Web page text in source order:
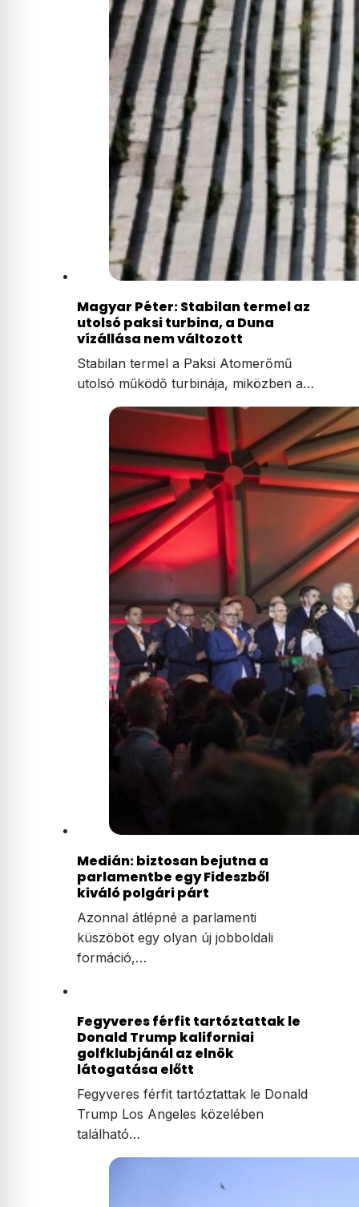
Magyar Péter: Stabilan termel az
utolsó paksi turbina, a Duna
vízállása nem változott
Stabilan termel a Paksi Atomerőmű
utolsó működő turbinája, miközben a…
Medián: biztosan bejutna a
parlamentbe egy Fideszből
kiváló polgári párt
Azonnal átlépné a parlamenti
küszöböt egy olyan új jobboldali
formáció,…
Fegyveres férfit tartóztattak le
Donald Trump kaliforniai
golfklubjánál az elnök
látogatása előtt
Fegyveres férfit tartóztattak le Donald
Trump Los Angeles közelében
található…